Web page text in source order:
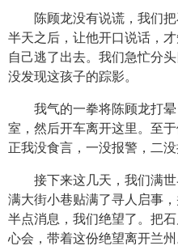
陈顾龙没有说谎，我们
半天之后，让他开口说话，
自己逃了出去。我们急忙分
没发现这孩子的踪影。
我气的一拳将陈顾龙打
室，然后开车离开这里。至
正我没食言，一没报警，二没
接下来这几天，我们满
满大街小巷贴满了寻人启事
半点消息，我们绝望了。把
心会，带着这份绝望离开兰州